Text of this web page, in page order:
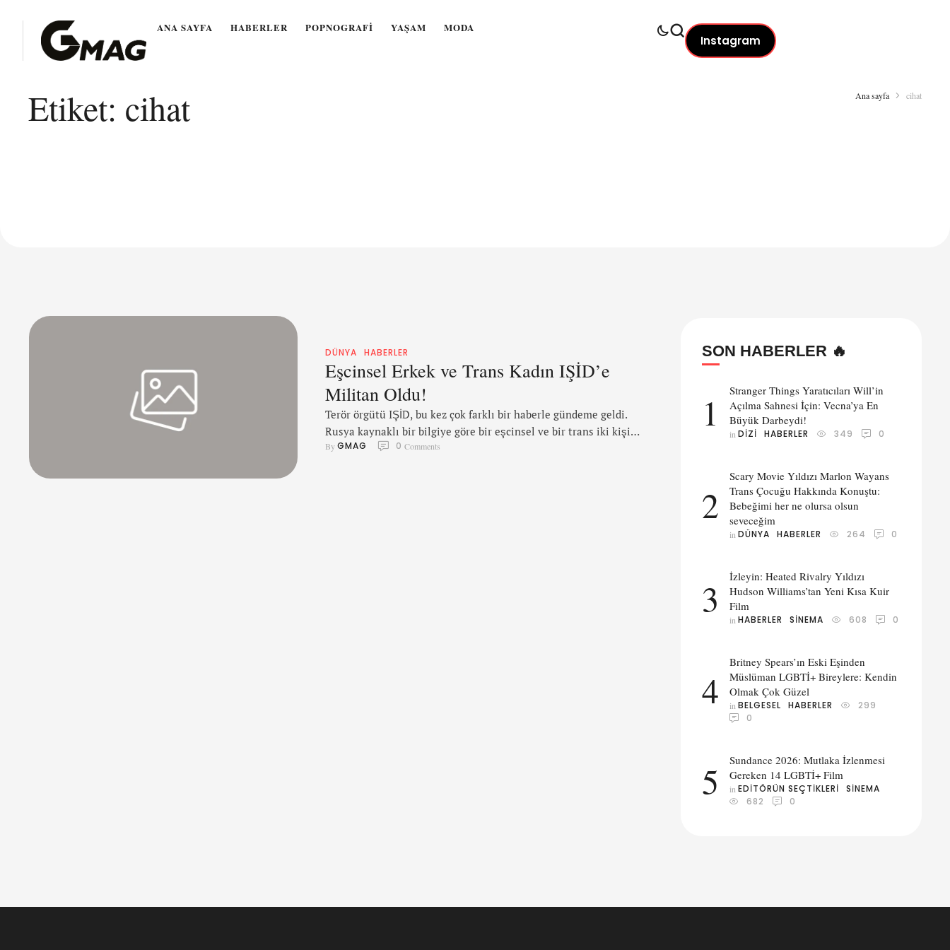
ANA SAYFA HABERLER POPNOGRAFI YAŞAM MODA
Instagram
Etiket: cihat Ana sayfa cihat
DÜNYA HABERLER
Eşcinsel Erkek ve Trans Kadın IŞİD’e
Militan Oldu!
Terör örgütü IŞİD, bu kez çok farklı bir haberle gündeme geldi.
Rusya kaynaklı bir bilgiye göre bir eşcinsel ve bir trans iki kişi
IŞİD’e katıldı. Rusya’da, bir gay ve bir trans kadının Suriye’ye
By GMAG 0 Comments
SON HABERLER 🔥
1
Stranger Things Yaratıcıları Will’in
Açılma Sahnesi İçin: Vecna’ya En
Büyük Darbeydi!
in DIZI HABERLER 349 0
2
Scary Movie Yıldızı Marlon Wayans
Trans Çocuğu Hakkında Konuştu:
Bebeğimi her ne olursa olsun
seveceğim
in DÜNYA HABERLER 264 0
3
İzleyin: Heated Rivalry Yıldızı
Hudson Williams’tan Yeni Kısa Kuir
Film
in HABERLER SINEMA 608 0
4
Britney Spears’ın Eski Eşinden
Müslüman LGBTİ+ Bireylere: Kendin
Olmak Çok Güzel
in BELGESEL HABERLER
299
0
5
Sundance 2026: Mutlaka İzlenmesi
Gereken 14 LGBTİ+ Film
in EDITÖRÜN SEÇTIKLERI
SINEMA
682
0